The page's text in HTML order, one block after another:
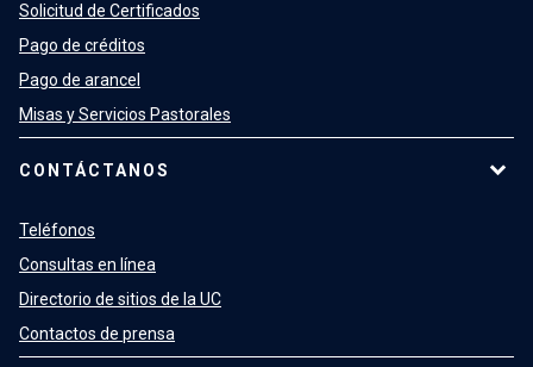
Solicitud de Certificados
Pago de créditos
Pago de arancel
Misas y Servicios Pastorales
CONTÁCTANOS
Teléfonos
Consultas en línea
Directorio de sitios de la UC
Contactos de prensa